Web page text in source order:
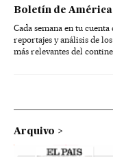
Boletín de América
Cada semana en tu
reportajes y análisis de
más relevantes del
Arquivo